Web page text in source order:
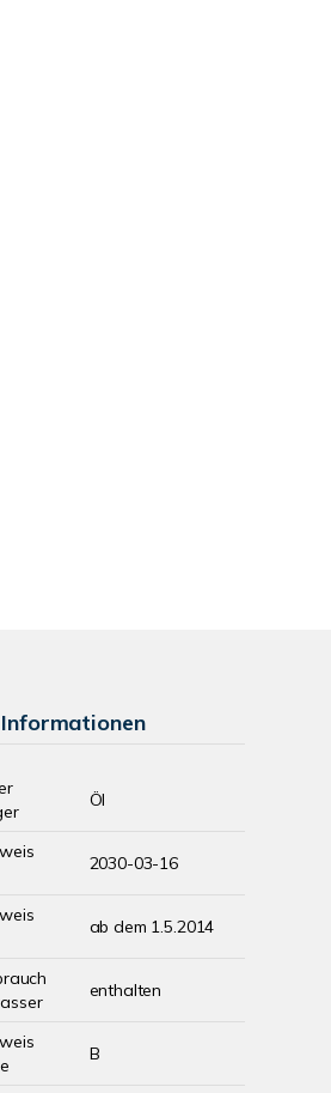
Öl
2030-03-16
ab dem 1.5.2014
enthalten
B